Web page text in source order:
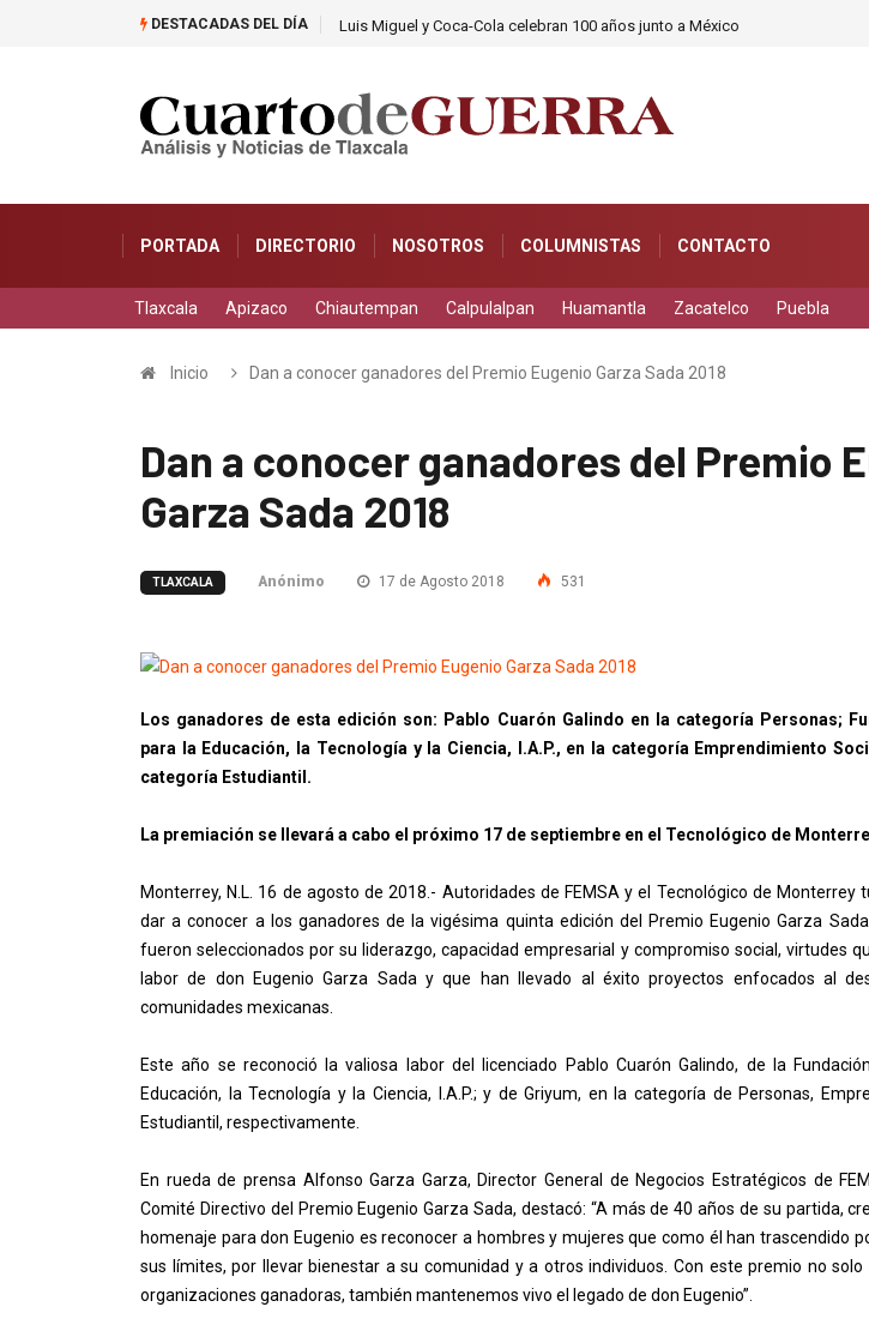
DESTACADAS DEL DÍA Luis Miguel y Coca-Cola celebran 100 años junto a México
PORTADA DIRECTORIO NOSOTROS COLUMNISTAS CONTACTO
Tlaxcala Apizaco Chiautempan Calpulalpan Huamantla Zacatelco Puebla
Inicio Dan a conocer ganadores del Premio Eugenio Garza Sada 2018
Dan a conocer ganadores del Premio
Garza Sada 2018
TLAXCALA Anónimo 17 de Agosto 2018 531
Los ganadores de esta edición son: Pablo Cuarón Galindo en la categoría Personas;
para la Educación, la Tecnología y la Ciencia, I.A.P., en la categoría Emprendimiento
categoría Estudiantil.
La premiación se llevará a cabo el próximo 17 de septiembre en el Tecnológico de
Monterrey, N.L. 16 de agosto de 2018.- Autoridades de FEMSA y el Tecnológico de Monterrey
dar a conocer a los ganadores de la vigésima quinta edición del Premio Eugenio Garza
fueron seleccionados por su liderazgo, capacidad empresarial y compromiso social, virtudes
labor de don Eugenio Garza Sada y que han llevado al éxito proyectos enfocados al
comunidades mexicanas.
Este año se reconoció la valiosa labor del licenciado Pablo Cuarón Galindo, de la
Educación, la Tecnología y la Ciencia, I.A.P.; y de Griyum, en la categoría de Personas,
Estudiantil, respectivamente.
En rueda de prensa Alfonso Garza Garza, Director General de Negocios Estratégicos de
Comité Directivo del Premio Eugenio Garza Sada, destacó: “A más de 40 años de su partida,
homenaje para don Eugenio es reconocer a hombres y mujeres que como él han trascendido
sus límites, por llevar bienestar a su comunidad y a otros individuos. Con este premio no solo
organizaciones ganadoras, también mantenemos vivo el legado de don Eugenio”.